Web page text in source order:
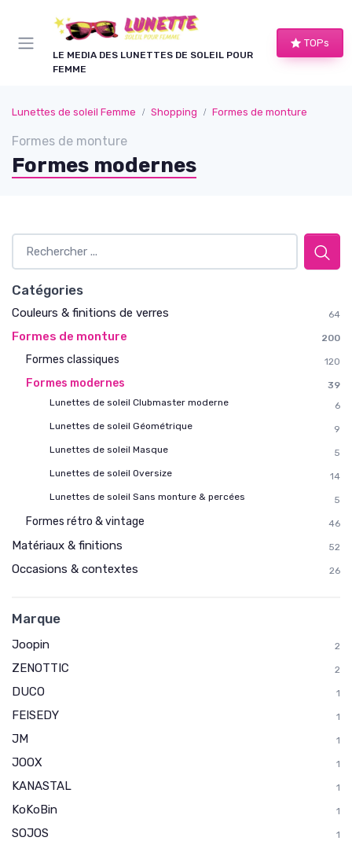
LE MEDIA DES LUNETTES DE SOLEIL POUR
FEMME
TOPs
Lunettes de soleil Femme Shopping Formes de monture
Formes de monture
Formes modernes
Catégories
Couleurs & finitions de verres 64
Formes de monture 200
Formes classiques 120
Formes modernes
39
Lunettes de soleil Clubmaster moderne
6
Lunettes de soleil Géométrique
9
Lunettes de soleil Masque
5
Lunettes de soleil Oversize
14
Lunettes de soleil Sans monture & percées
5
Formes rétro & vintage 46
Matériaux & finitions 52
Occasions & contextes 26
Marque
Joopin 2
ZENOTTIC 2
DUCO 1
FEISEDY 1
JM 1
JOOX 1
KANASTAL 1
KoKoBin 1
SOJOS 1